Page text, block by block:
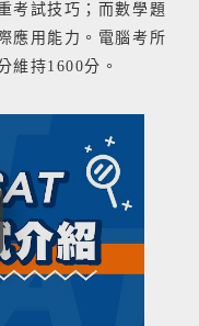
考試技巧；而數學題
應用能力。電腦考所
維持1600分。